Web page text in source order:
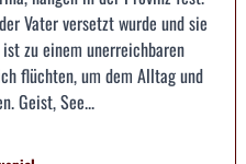
Vater versetzt wurde und sie
zu einem unerreichbaren
flüchten, um dem Alltag und
Geist, See...